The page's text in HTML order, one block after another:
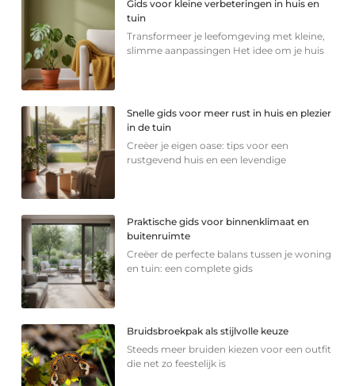
Gids voor kleine verbeteringen in huis en
tuin
Transformeer je leefomgeving met kleine,
slimme aanpassingen Het idee om je huis
Snelle gids voor meer rust in huis en plezier
in de tuin
Creëer je eigen oase: tips voor een
rustgevend huis en een levendige
Praktische gids voor binnenklimaat en
buitenruimte
Creëer de perfecte balans tussen je woning
en tuin: een complete gids
Bruidsbroekpak als stijlvolle keuze
Steeds meer bruiden kiezen voor een outfit
die net zo feestelijk is